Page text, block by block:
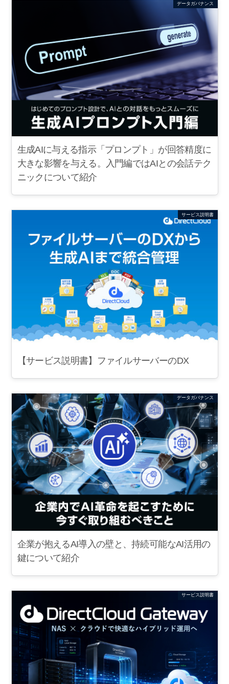
データガバナンス
生成AIに与える指示「プロンプト」が回答精度に
大きな影響を与える。入門編ではAIとの会話テク
ニックについて紹介
サービス説明書
【サービス説明書】ファイルサーバーのDX
データガバナンス
企業が抱えるAI導入の壁と、持続可能なAI活用の
鍵について紹介
サービス説明書